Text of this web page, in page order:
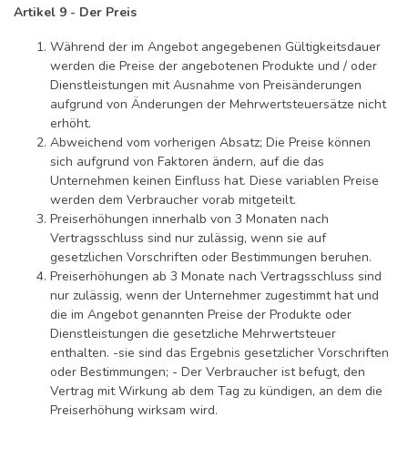
Artikel 9 - Der Preis
Während der im Angebot angegebenen Gültigkeitsdauer
werden die Preise der angebotenen Produkte und / oder
Dienstleistungen mit Ausnahme von Preisänderungen
aufgrund von Änderungen der Mehrwertsteuersätze nicht
erhöht.
Abweichend vom vorherigen Absatz; Die Preise können
sich aufgrund von Faktoren ändern, auf die das
Unternehmen keinen Einfluss hat. Diese variablen Preise
werden dem Verbraucher vorab mitgeteilt.
Preiserhöhungen innerhalb von 3 Monaten nach
Vertragsschluss sind nur zulässig, wenn sie auf
gesetzlichen Vorschriften oder Bestimmungen beruhen.
Preiserhöhungen ab 3 Monate nach Vertragsschluss sind
nur zulässig, wenn der Unternehmer zugestimmt hat und
die im Angebot genannten Preise der Produkte oder
Dienstleistungen die gesetzliche Mehrwertsteuer
enthalten. -sie sind das Ergebnis gesetzlicher Vorschriften
oder Bestimmungen; - Der Verbraucher ist befugt, den
Vertrag mit Wirkung ab dem Tag zu kündigen, an dem die
Preiserhöhung wirksam wird.